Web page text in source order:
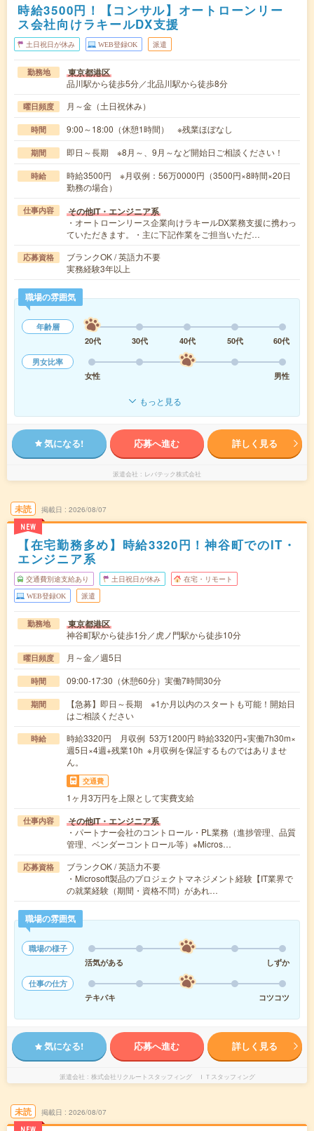
時給3500円！【コンサル】オートローンリー
ス会社向けラキールDX支援
土日祝日が休み WEB登録OK 派遣
勤務地 東京都港区
品川駅から徒歩5分／北品川駅から徒歩8分
曜日頻度 月～金（土日祝休み）
時間 9:00～18:00（休憩1時間） ※残業ほぼなし
期間 即日～長期 ※8月～、9月～など開始日ご相談ください！
時給
時給3500円 ※月収例：56万0000円（3500円×8時間×20日
勤務の場合）
仕事内容 その他IT・エンジニア系
・オートローンリース企業向けラキールDX業務支援に携わっ
ていただきます。・主に下記作業をご担当いただ…
応募資格
ブランクOK / 英語力不要
実務経験3年以上
職場の雰囲気
年齢層
20代
30代 40代 50代
60代
男女比率
女性
男性
もっと見る
気になる! 応募へ進む 詳しく見る
派遣会社 レバテック株式会社
未読
NEW
掲載日 2026/08/07
【在宅勤務多め】時給3320円！神谷町でのIT・
エンジニア系
交通費別途支給あり 土日祝日が休み 在宅・リモート
WEB登録OK 派遣
勤務地 東京都港区
神谷町駅から徒歩1分／虎ノ門駅から徒歩10分
曜日頻度 月～金／週5日
時間 09:00-17:30（休憩60分）実働7時間30分
期間
【急募】即日～長期 ※1か月以内のスタートも可能！開始日
はご相談ください
時給
時給3320円 月収例 53万1200円 時給3320円×実働7h30m×
週5日×4週+残業10h ※月収例を保証するものではありませ
ん。
交通費
1ヶ月3万円を上限として実費支給
仕事内容 その他IT・エンジニア系
・パートナー会社のコントロール・PL業務（進捗管理、品質
管理、ベンダーコントロール等）※Micros…
応募資格
ブランクOK / 英語力不要
・Microsoft製品のプロジェクトマネジメント経験【IT業界で
の就業経験（期間・資格不問）があれ…
職場の雰囲気
職場の様子
活気がある
しずか
仕事の仕方
テキパキ
コツコツ
気になる! 応募へ進む 詳しく見る
派遣会社 株式会社リクルートスタッフィング ＩＴスタッフィング
未読 掲載日 2026/08/07